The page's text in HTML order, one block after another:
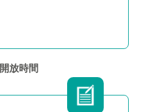
開放時間